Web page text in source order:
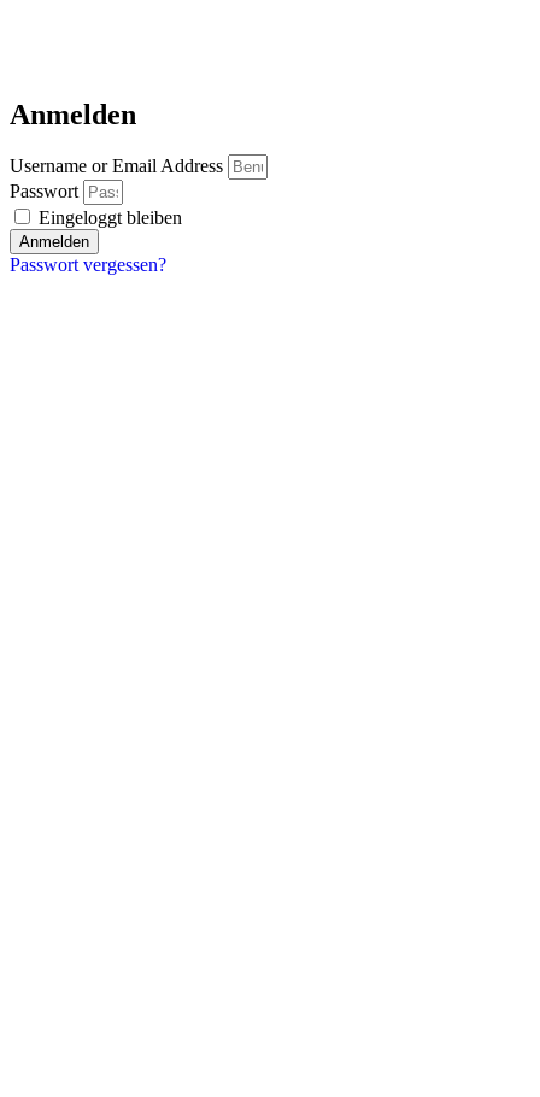
Anmelden
Username or Email Address
Passwort
Eingeloggt bleiben
Anmelden
Passwort vergessen?